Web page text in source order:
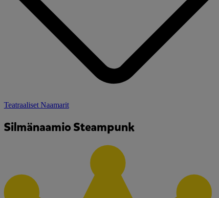
Teatraaliset Naamarit
Silmänaamio Steampunk